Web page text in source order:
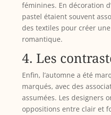
féminines. En décoration
pastel étaient souvent
des textiles pour créer
romantique.
4. Les
Enfin, l’automne a été
marqués, avec des
assumées. Les designers
oppositions entre clair et